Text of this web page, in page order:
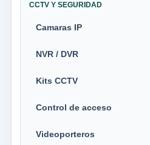
CCTV Y SEGURIDAD
Camaras IP
NVR / DVR
Kits CCTV
Control de acceso
Videoporteros